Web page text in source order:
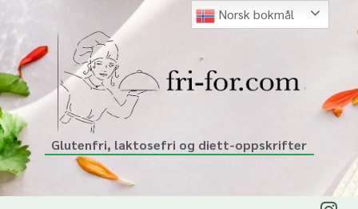
Glutenfri, laktosefri og diett-oppskrifter
Norsk bokmål